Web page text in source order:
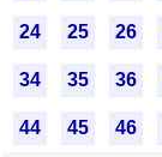
24 25 26
34 35 36
44 45 46